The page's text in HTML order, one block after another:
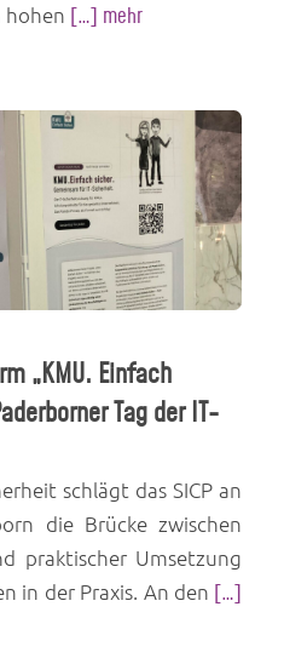
hohen […] mehr
„KMU. Einfach
Tag der IT-
schlägt das SICP an
die Brücke zwischen
praktischer Umsetzung
in der Praxis. An den […]